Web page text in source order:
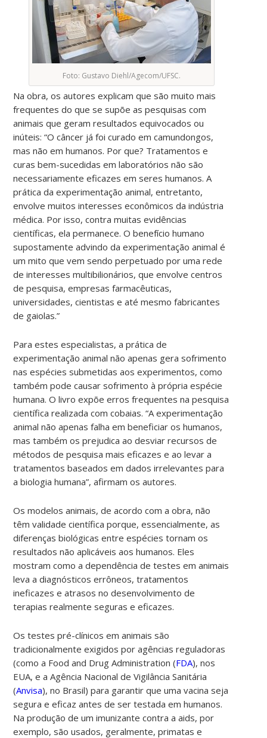
Foto: Gustavo Diehl/Agecom/UFSC.
Na obra, os autores explicam que são muito mais
frequentes do que se supõe as pesquisas com
animais que geram resultados equivocados ou
inúteis: “O câncer já foi curado em camundongos,
mas não em humanos. Por que? Tratamentos e
curas bem-sucedidas em laboratórios não são
necessariamente eficazes em seres humanos. A
prática da experimentação animal, entretanto,
envolve muitos interesses econômicos da indústria
médica. Por isso, contramuitasevidências
científicas, ela permanece. O benefício humano
supostamente advindo da experimentação animal é
um mito que vem sendo perpetuado por uma rede
de interesses multibilionários, que envolve centros
de pesquisa, empresas farmacêuticas,
universidades, cientistas e até mesmo fabricantes
de gaiolas.”
Para estes especialistas, a prática de
experimentação animal não apenas gera sofrimento
nas espécies submetidas aos experimentos, como
também pode causar sofrimento à própria espécie
humana. O livro expõe erros frequentes na pesquisa
científica realizada com cobaias. “A experimentação
animal não apenas falha em beneficiar os humanos,
mas também os prejudica ao desviar recursos de
métodos de pesquisa mais eficazes e ao levar a
tratamentos baseados em dados irrelevantes para
a biologia humana”, afirmam os autores.
Os modelos animais, de acordo com a obra, não
têm validade científica porque, essencialmente, as
diferenças biológicas entre espécies tornam os
resultados não aplicáveis aos humanos. Eles
mostram como a dependência de testes em animais
leva a diagnósticos errôneos, tratamentos
ineficazes e atrasos no desenvolvimento de
terapias realmente seguras e eficazes.
Os testes pré-clínicos em animais são
tradicionalmente exigidos por agências reguladoras
(como a Food and Drug Administration (FDA), nos
EUA, e aAgência Nacional de Vigilância Sanitária
(Anvisa), no Brasil) para garantir que uma vacina seja
segura e eficaz antes de ser testada em humanos.
Na produção de um imunizante contra a aids, por
exemplo, são usados, geralmente, primatas e